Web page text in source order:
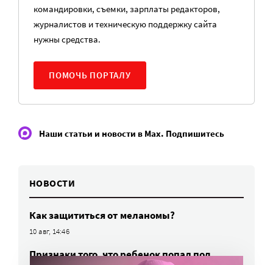
командировки, съемки, зарплаты редакторов,
журналистов и техническую поддержку сайта
нужны средства.
ПОМОЧЬ ПОРТАЛУ
Наши статьи и новости в Max. Подпишитесь
НОВОСТИ
Как защититься от меланомы?
10 авг, 14:46
Признаки того, что ребенок попал под